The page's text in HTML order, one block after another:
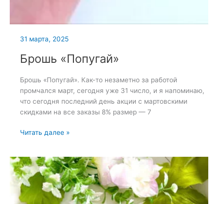
31 марта, 2025
Брошь «Попугай»
Брошь «Попугай». Как-то незаметно за работой
промчался март, сегодня уже 31 число, и я напоминаю,
что сегодня последний день акции с мартовскими
скидками на все заказы 8% размер — 7
Брошь
Читать далее »